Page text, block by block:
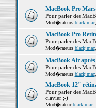
MacBook Pro
Pour parler des
Mod�rateurs blackjmac,
MacBook Pro
Pour parler des
Mod�rateurs blackjmac,
MacBook Air après
Pour parler des
Mod�rateurs blackjmac,
MacBook 12"
Pour parler des
clavier ;-)
Mod�rateurblackjmac